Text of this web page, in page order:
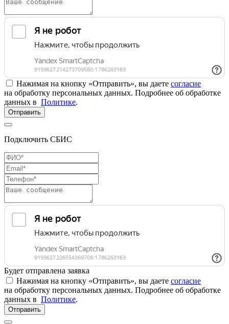
Нажимая на кнопку «Отправить», вы даете согласие
на обработку персональных данных. Подробнее об обработке
данных в Политике.
Отправить
Подключить СБИС
Будет отправлена заявка
Нажимая на кнопку «Отправить», вы даете согласие
на обработку персональных данных. Подробнее об обработке
данных в Политике.
Отправить